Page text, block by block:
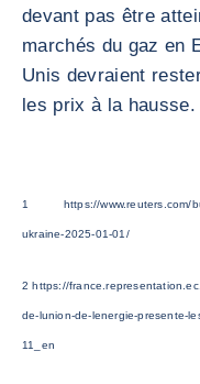
devant pas être
marchés du gaz en
Unis devraient
les prix à la hausse.
1 https://www.reuters.com/
ukraine-2025-01-01/
2 https://
de-lunion-de-lenergie-presente-
11_en